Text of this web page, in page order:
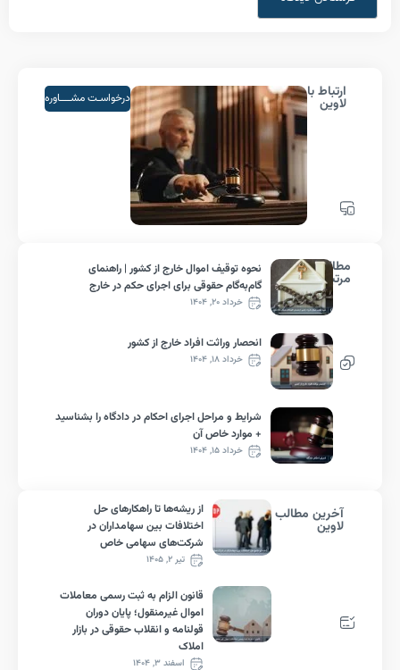
درخواسـت مشــــاوره
نحوه توقیف اموال خارج از کشور | راهنمای
گام‌به‌گام حقوقی برای اجرای حکم در خارج
خرداد ۲۰, ۱۴۰۴
انحصار وراثت افراد خارج از کشور
خرداد ۱۸, ۱۴۰۴
شرایط و مراحل اجرای احکام در دادگاه را بشناسید
+ موارد خاص آن
خرداد ۱۵, ۱۴۰۴
مطالب
از ریشه‌ها تا راهکارهای حل
اختلافات بین سهامداران در
شرکت‌های سهامی خاص
تیر ۲, ۱۴۰۵
قانون الزام به ثبت رسمی معاملات
اموال غیرمنقول؛ پایان دوران
قولنامه و انقلاب حقوقی در بازار
املاک